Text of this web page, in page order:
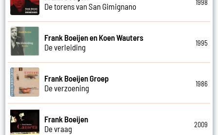
De torens van San Gimignano
1998
Frank Boeijen en Koen Wauters
De verleiding
1995
Frank Boeijen Groep
De verzoening
1986
Frank Boeijen
De vraag
2009